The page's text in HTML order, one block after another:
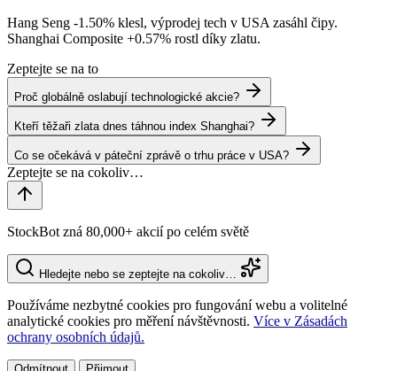
Hang Seng -1.50% klesl, výprodej tech v USA zasáhl čipy.
Shanghai Composite +0.57% rostl díky zlatu.
Zeptejte se na to
Proč globálně oslabují technologické akcie?
Kteří těžaři zlata dnes táhnou index Shanghai?
Co se očekává v páteční zprávě o trhu práce v USA?
StockBot zná 80,000+ akcií po celém světě
Hledejte nebo se zeptejte na cokoliv…
Používáme nezbytné cookies pro fungování webu a volitelné
analytické cookies pro měření návštěvnosti. Více v Zásadách
ochrany osobních údajů.